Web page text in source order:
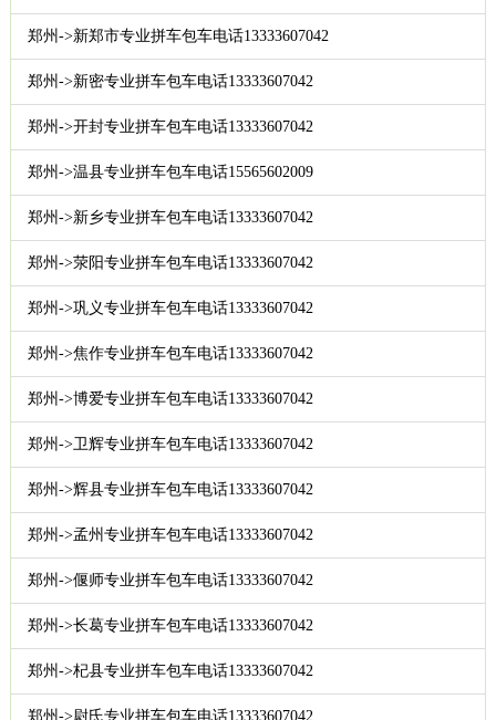
郑州->新郑市专业拼车包车电话13333607042
郑州->新密专业拼车包车电话13333607042
郑州->开封专业拼车包车电话13333607042
郑州->温县专业拼车包车电话15565602009
郑州->新乡专业拼车包车电话13333607042
郑州->荥阳专业拼车包车电话13333607042
郑州->巩义专业拼车包车电话13333607042
郑州->焦作专业拼车包车电话13333607042
郑州->博爱专业拼车包车电话13333607042
郑州->卫辉专业拼车包车电话13333607042
郑州->辉县专业拼车包车电话13333607042
郑州->孟州专业拼车包车电话13333607042
郑州->偃师专业拼车包车电话13333607042
郑州->长葛专业拼车包车电话13333607042
郑州->杞县专业拼车包车电话13333607042
郑州->尉氏专业拼车包车电话13333607042